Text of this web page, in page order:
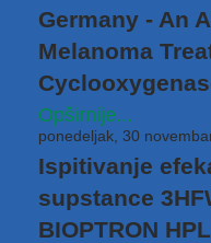
Germany - An
Melanoma
Opširnije...
ponedeljak, 30
Ispitivanje
supstance
BIOPTRON